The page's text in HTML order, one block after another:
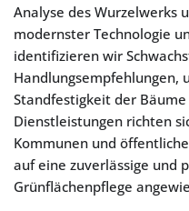
Analyse des Wurzelwerks
modernster Technologie
identifizieren wir
Handlungsempfehlungen,
Standfestigkeit der
Dienstleistungen richten
Kommunen und
auf eine zuverlässige und
Grünflächenpflege